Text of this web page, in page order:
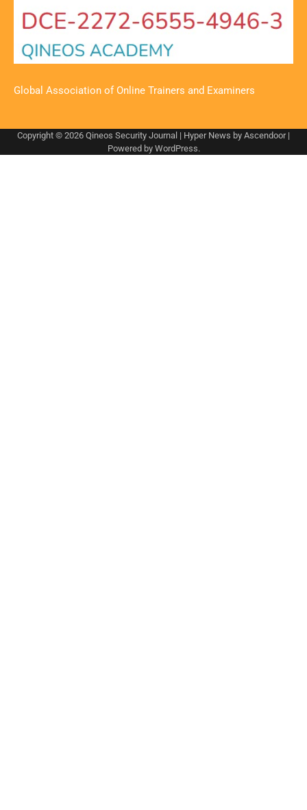
Global Association of Online Trainers and Examiners
Copyright © 2026 Qineos Security Journal | Hyper News by Ascendoor|
Powered by WordPress.